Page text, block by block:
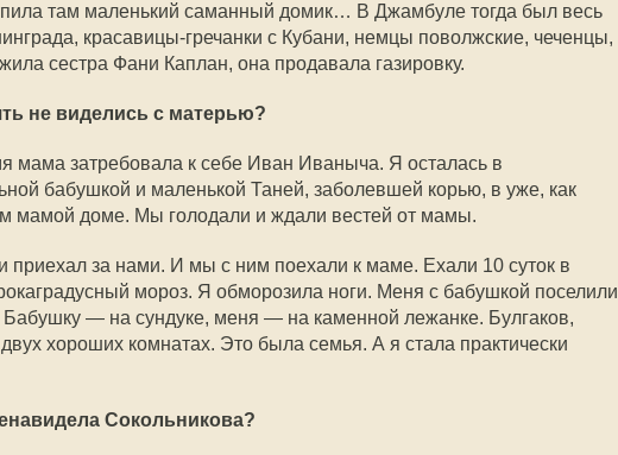
там маленький саманный домик… В Джамбуле тогда был весь
красавицы-гречанки с Кубани, немцы поволжские, чеченцы,
сестра Фани Каплан, она продавала газировку.
не виделись с матерью?
мама затребовала к себе Иван Иваныча. Я осталась в
бабушкой и маленькой Таней, заболевшей корью, в уже, как
мамой доме. Мы голодали и ждали вестей от мамы.
приехал за нами. И мы с ним поехали к маме. Ехали 10 суток в
мороз. Я обморозила ноги. Меня с бабушкой поселили
Бабушку — на сундуке, меня — на каменной лежанке. Булгаков,
хороших комнатах. Это была семья. А я стала практически
Сокольникова?